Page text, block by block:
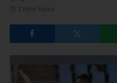
2 Mins Read